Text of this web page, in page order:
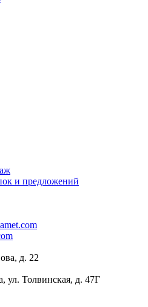
и предложений
д. 22
ул. Толвинская, д. 47Г